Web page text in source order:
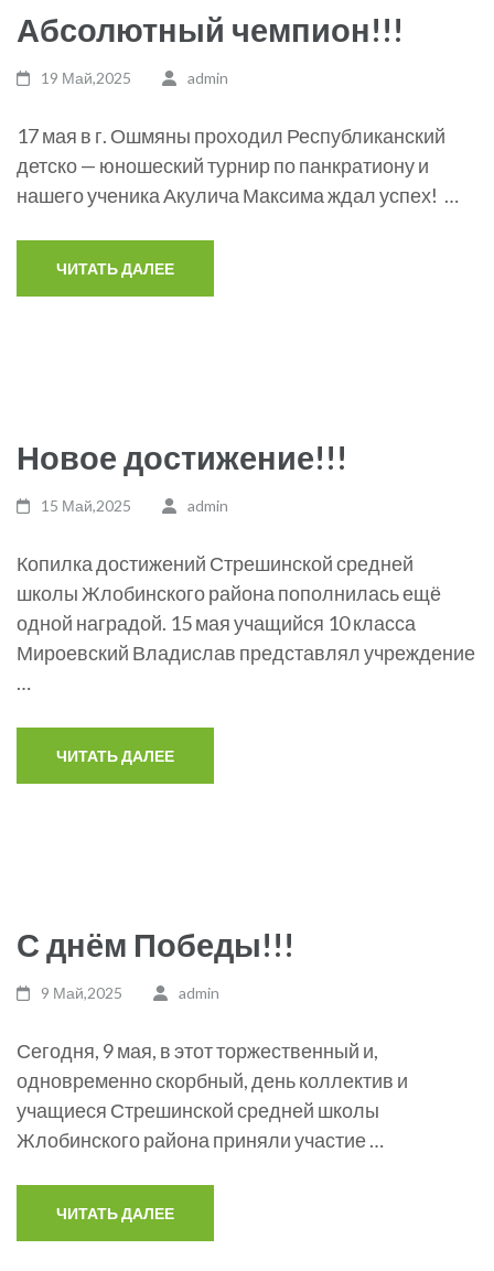
Абсолютный чемпион!!!
19 Май,2025 admin
17 мая в г. Ошмяны проходил Республиканский
детско — юношеский турнир по панкратиону и
нашего ученика Акулича Максима ждал успех! …
ЧИТАТЬ ДАЛЕЕ
Новое достижение!!!
15 Май,2025 admin
Копилка достижений Стрешинской средней
школы Жлобинского района пополнилась ещё
одной наградой. 15 мая учащийся 10 класса
Мироевский Владислав представлял учреждение
…
ЧИТАТЬ ДАЛЕЕ
С днём Победы!!!
9 Май,2025 admin
Сегодня, 9 мая, в этот торжественный и,
одновременно скорбный, день коллектив и
учащиеся Стрешинской средней школы
Жлобинского района приняли участие …
ЧИТАТЬ ДАЛЕЕ